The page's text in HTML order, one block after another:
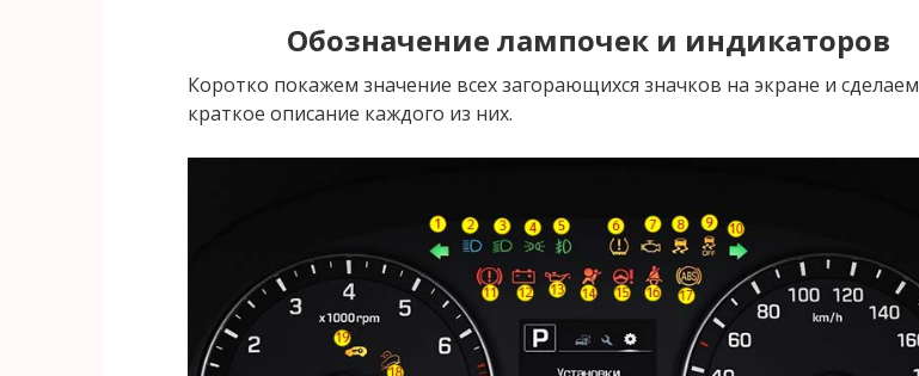
Обозначение лампочек и индикаторов
Коротко покажем значение всех загорающихся значков на экране и сделаем
краткое описание каждого из них.